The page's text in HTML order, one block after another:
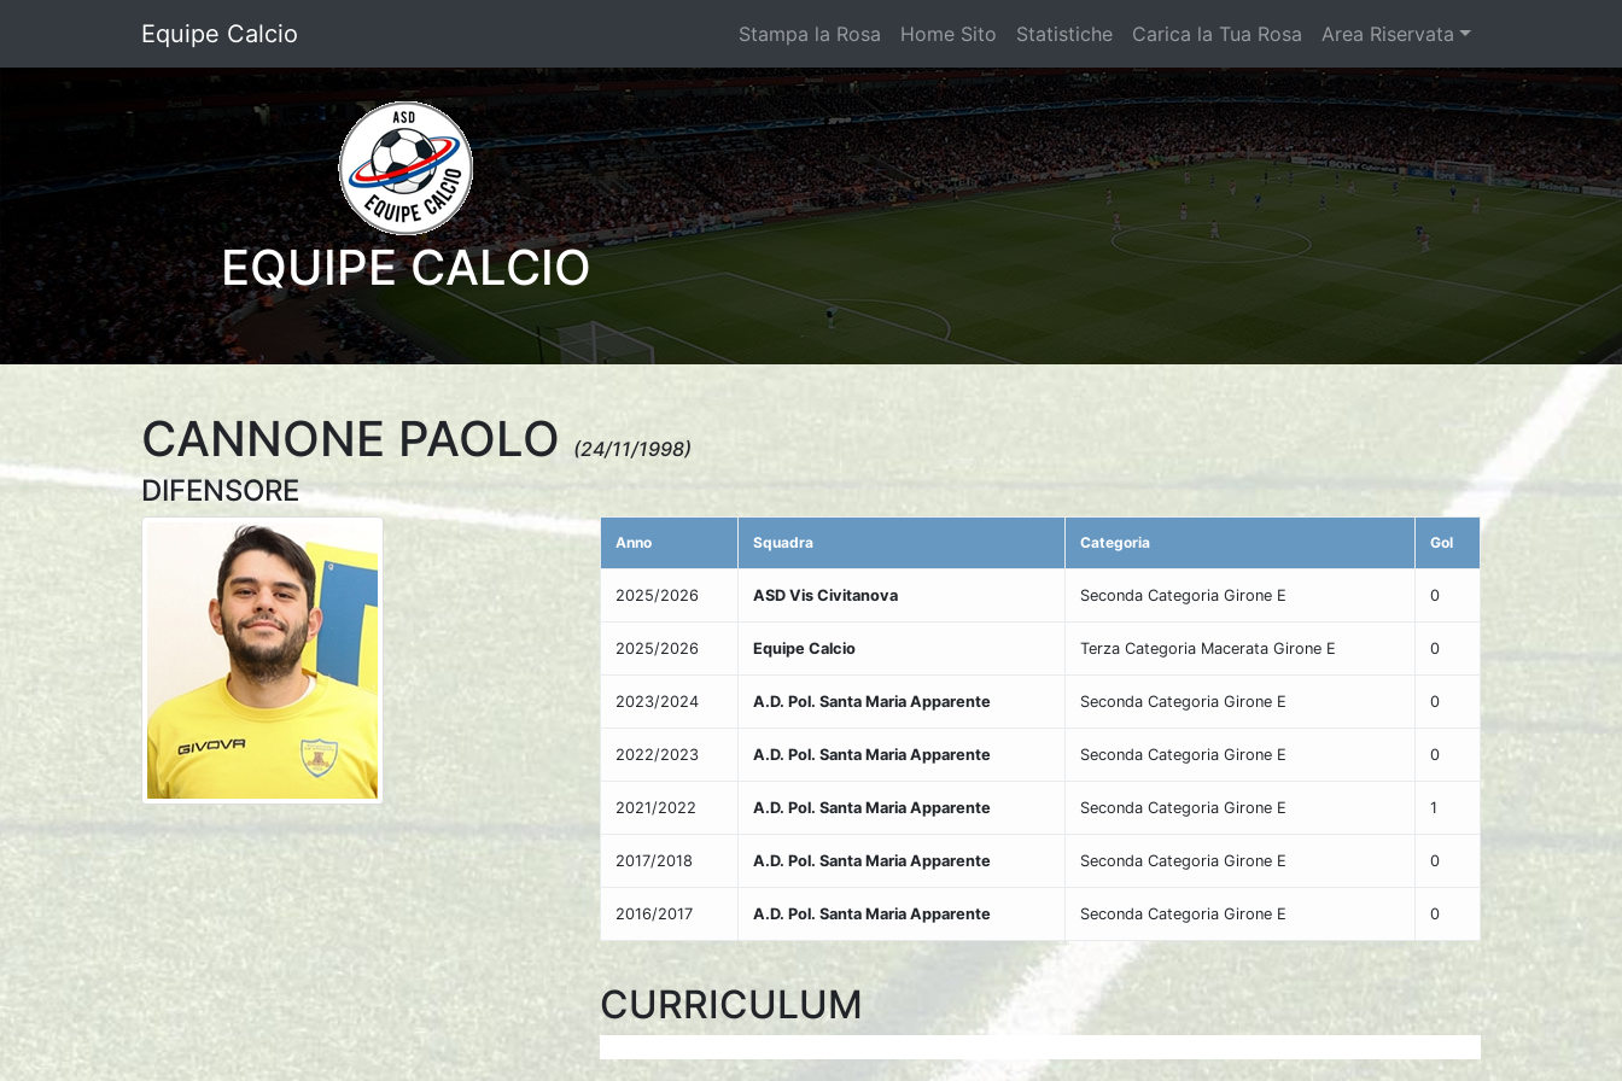
Equipe Calcio Stampa la Rosa Home Sito Statistiche Carica la Tua Rosa Area Riservata
EQUIPE CALCIO
CANNONE PAOLO (24/11/1998)
DIFENSORE
Anno Squadra Categoria Gol
2025/2026 ASD Vis Civitanova Seconda Categoria Girone E 0
2025/2026 Equipe Calcio Terza Categoria Macerata Girone E 0
2023/2024 A.D. Pol. Santa Maria Apparente Seconda Categoria Girone E 0
2022/2023 A.D. Pol. Santa Maria Apparente Seconda Categoria Girone E 0
2021/2022 A.D. Pol. Santa Maria Apparente Seconda Categoria Girone E 1
2017/2018 A.D. Pol. Santa Maria Apparente Seconda Categoria Girone E 0
2016/2017 A.D. Pol. Santa Maria Apparente Seconda Categoria Girone E 0
CURRICULUM